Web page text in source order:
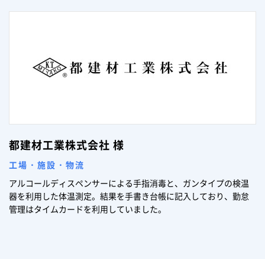
都建材工業株式会社 様
工場・施設・物流
アルコールディスペンサーによる手指消毒と、ガンタイプの検温
器を利用した体温測定。結果を手書き台帳に記入しており、勤怠
管理はタイムカードを利用していました。